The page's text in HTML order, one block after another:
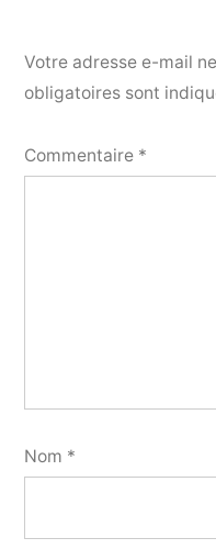
Votre adresse e-mail
obligatoires sont
Commentaire *
Nom *